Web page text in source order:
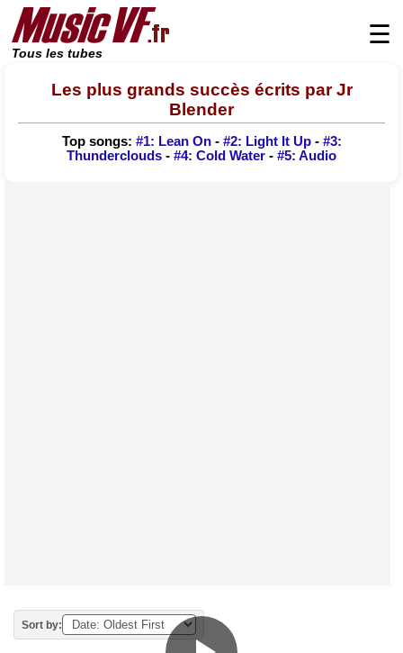
Tous les tubes
☰
Les plus grands succès écrits par Jr
Blender
Top songs: #1: Lean On- #2: Light It Up- #3:
Thunderclouds - #4: Cold Water - #5: Audio
Sort by: